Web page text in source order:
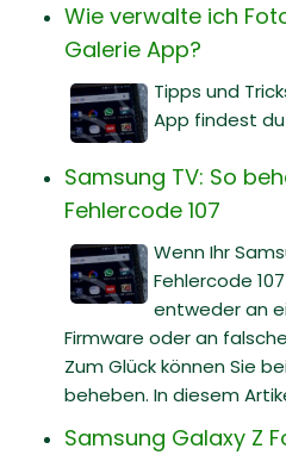
Wie verwalte ich
Galerie App?
Tipps und
App findest du
Samsung TV: So
Fehlercode 107
Wenn Ihr
Fehlercode
entweder an
Firmware oder an
Zum Glück können Sie
beheben. In diesem
Samsung Galaxy Z